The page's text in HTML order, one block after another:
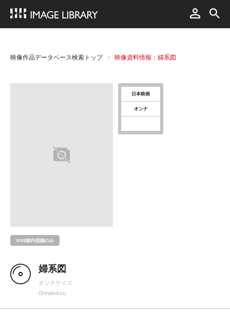
映像作品データベース検索トップ 映像資料情報：婦系図
VHS館内視聴のみ
日本映画
オンナ
婦系図
オンナケイズ
Onnakeizu